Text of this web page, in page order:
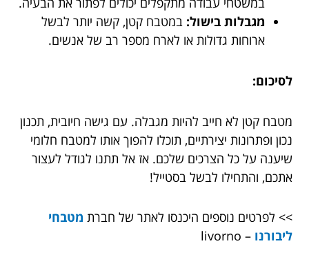
מגבלות בישול: במטבח קטן, קשה יותר לבשל
ארוחות גדולות או לארח מספר רב של אנשים.
לסיכום:
מטבח קטן לא חייב להיות מגבלה. עם גישה חיובית, תכנון
נכון ופתרונות יצירתיים, תוכלו להפוך אותו למטבח חלומי
שיענה על כל הצרכים שלכם. אז אל תתנו לגודל לעצור
אתכם, והתחילו לבשל בסטייל!
>> לפרטים נוספים היכנסו לאתר של חברת מטבחי
ליבורנו – livorno